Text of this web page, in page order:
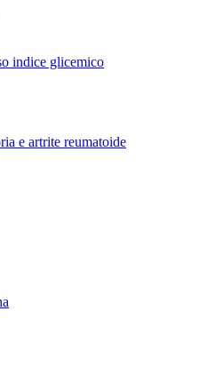
indice glicemico
e artrite reumatoide